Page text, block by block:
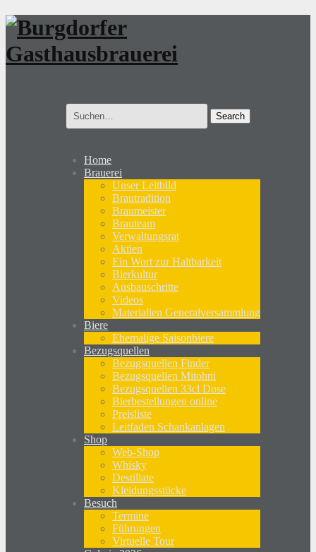
Search
for:
Home
Brauerei
Unser Leitbild
Brautradition
Braumeister
Brauteam
Verwaltungsrat
Aktien
Ein Wort zur Haltbarkeit
Bierkultur
Ausbauschritte
Videos
Materialien Generalversammlung
Biere
Ehemalige Saisonbiere
Bezugsquellen
Bezugsquellen Finder
Bezugsquellen Mitohni
Bezugsquellen 33cl Dose
Bierbestellungen online
Preisliste
Leitfaden Schankanlagen
Shop
Web-Shop
Whisky
Destillate
Kleidungsstücke
Besuch
Termine
Führungen
Virtuelle Tour